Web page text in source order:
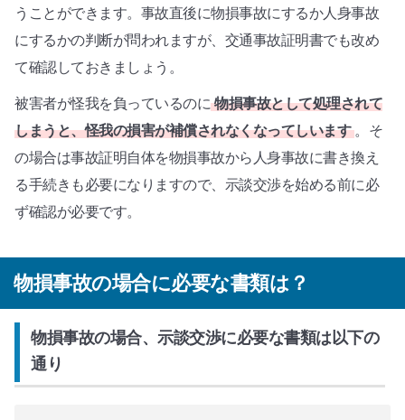
うことができます。事故直後に物損事故にするか人身事故
にするかの判断が問われますが、交通事故証明書でも改め
て確認しておきましょう。
被害者が怪我を負っているのに 物損事故として処理されて
しまうと、怪我の損害が補償されなくなってしいます 。そ
の場合は事故証明自体を物損事故から人身事故に書き換え
る手続きも必要になりますので、示談交渉を始める前に必
ず確認が必要です。
物損事故の場合に必要な書類は？
物損事故の場合、示談交渉に必要な書類は以下の
通り